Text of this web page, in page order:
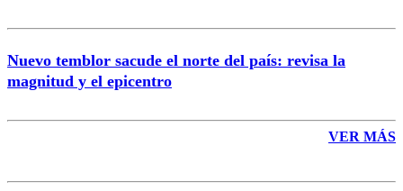
Nuevo temblor sacude el norte del país: revisa la
magnitud y el epicentro
VER MÁS